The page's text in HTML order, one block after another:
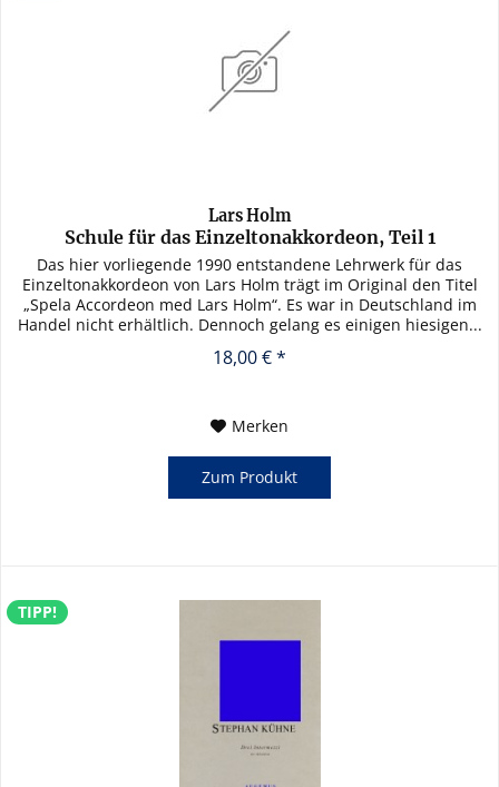
Lars Holm
Schule für das Einzeltonakkordeon, Teil 1
Das hier vorliegende 1990 entstandene Lehrwerk für das
Einzeltonakkordeon von Lars Holm trägt im Original den Titel
„Spela Accordeon med Lars Holm“. Es war in Deutschland im
Handel nicht erhältlich. Dennoch gelang es einigen hiesigen...
18,00 € *
Merken
Zum Produkt
TIPP!